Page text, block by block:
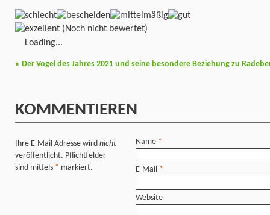
(Noch nicht bewertet)
Loading...
« Der Vogel des Jahres 2021 und seine besondere Beziehung zu
KOMMENTIEREN
Ihre E-Mail Adresse wird nicht
veröffentlicht. Pflichtfelder
sind mittels * markiert.
Name *
E-Mail *
Website